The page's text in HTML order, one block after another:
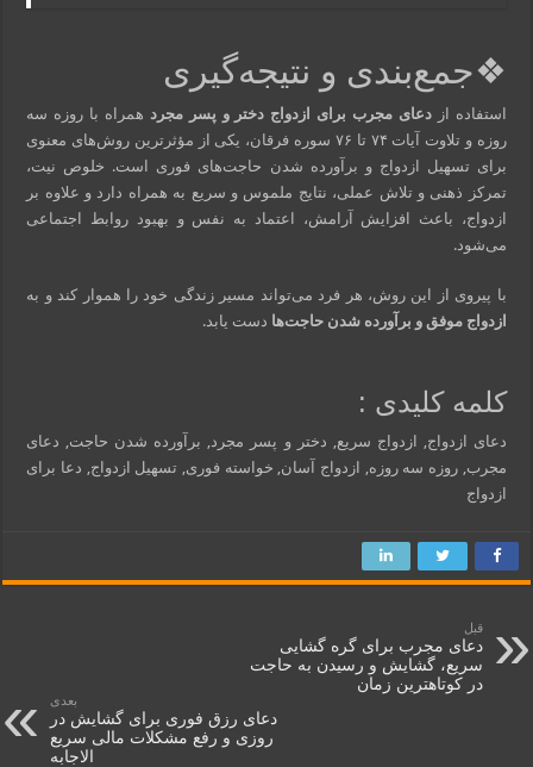
❖جمع‌بندی و نتیجه‌گیری
استفاده از دعای مجرب برای ازدواج دختر و پسر مجرد همراه با روزه سه
روزه و تلاوت آیات ۷۴ تا ۷۶ سوره فرقان، یکی از مؤثرترین روش‌های معنوی
برای تسهیل ازدواج و برآورده شدن حاجت‌های فوری است. خلوص نیت،
تمرکز ذهنی و تلاش عملی، نتایج ملموس و سریع به همراه دارد و علاوه بر
ازدواج، باعث افزایش آرامش، اعتماد به نفس و بهبود روابط اجتماعی
می‌شود.
با پیروی از این روش، هر فرد می‌تواند مسیر زندگی خود را هموار کند و به
ازدواج موفق و برآورده شدن حاجت‌ها دست یابد.
کلمه کلیدی :
دعای ازدواج, ازدواج سریع, دختر و پسر مجرد, برآورده شدن حاجت, دعای
مجرب, روزه سه روزه, ازدواج آسان, خواسته فوری, تسهیل ازدواج, دعا برای
ازدواج
قبل
دعای مجرب برای گره‌ گشایی
سریع، گشایش و رسیدن به حاجت
در کوتاهترین زمان
بعدی
دعای رزق فوری برای گشایش در
روزی و رفع مشکلات مالی سریع
الاجابه